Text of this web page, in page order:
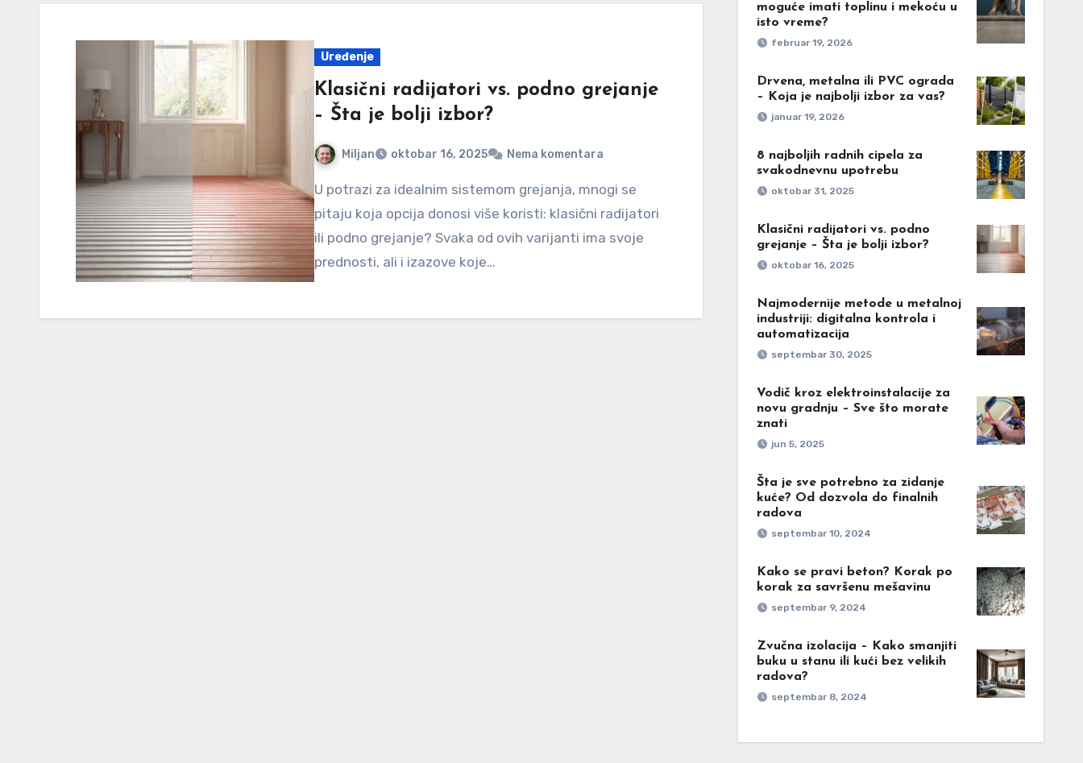
Uređenje
Klasični radijatori vs. podno grejanje
– Šta je bolji izbor?
Miljan oktobar 16, 2025 Nema komentara
U potrazi za idealnim sistemom grejanja, mnogi se
pitaju koja opcija donosi više koristi: klasični radijatori
ili podno grejanje? Svaka od ovih varijanti ima svoje
prednosti, ali i izazove koje…
moguće imati toplinu i mekoću u
isto vreme?
februar 19, 2026
Drvena, metalna ili PVC ograda
– Koja je najbolji izbor za vas?
januar 19, 2026
8 najboljih radnih cipela za
svakodnevnu upotrebu
oktobar 31, 2025
Klasični radijatori vs. podno
grejanje – Šta je bolji izbor?
oktobar 16, 2025
Najmodernije metode u metalnoj
industriji: digitalna kontrola i
automatizacija
septembar 30, 2025
Vodič kroz elektroinstalacije za
novu gradnju – Sve što morate
znati
jun 5, 2025
Šta je sve potrebno za zidanje
kuće? Od dozvola do finalnih
radova
septembar 10, 2024
Kako se pravi beton? Korak po
korak za savršenu mešavinu
septembar 9, 2024
Zvučna izolacija – Kako smanjiti
buku u stanu ili kući bez velikih
radova?
septembar 8, 2024